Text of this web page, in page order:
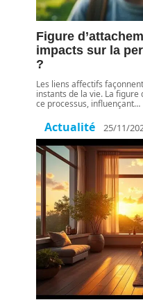
Figure
impacts sur la
?
Les liens affectifs
instants de la vie. La figure
ce processus, influençant…
Actualité 25/11/